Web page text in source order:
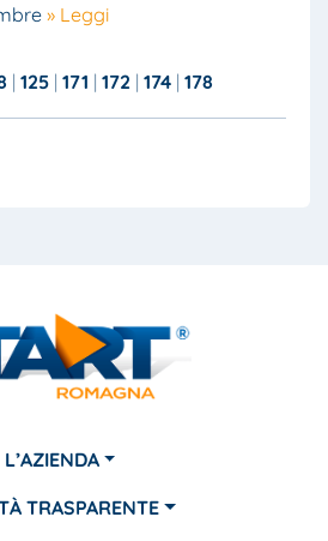
» Leggi
125 171 172 174 178
L’AZIENDA
TRASPARENTE